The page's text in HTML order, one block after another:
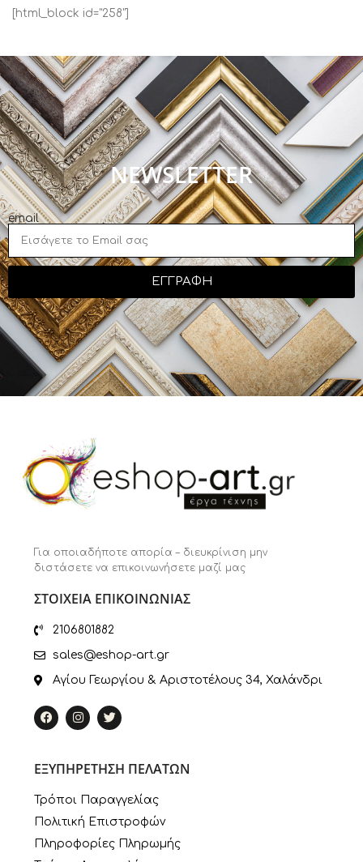
[html_block id="258"]
NEWSLETTER
email
ΕΓΓΡΑΦΗ
Για οποιαδήποτε απορία – διευκρίνιση μην
διστάσετε να επικοινωνήσετε μαζί μας
ΣΤΟΙΧΕΙΑ ΕΠΙΚΟΙΝΩΝΙΑΣ
2106801882
sales@eshop-art.gr
Αγίου Γεωργίου & Αριστοτέλους 34, Χαλάνδρι
ΕΞΥΠΗΡΕΤΗΣΗ ΠΕΛΑΤΩΝ
Τρόποι Παραγγελίας
Πολιτική Επιστροφών
Πληροφορίες Πληρωμής